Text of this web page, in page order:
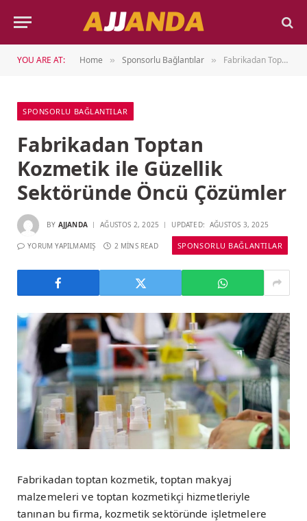
YOU ARE AT: Home » Sponsorlu Bağlantılar » Fabrikadan Toptan Kozmetik ile Güzellik Sektöründe Öncü Çözümler
SPONSORLU BAĞLANTILAR
Fabrikadan Toptan
Kozmetik ile Güzellik
Sektöründe Öncü Çözümler
BY AJJANDA AĞUSTOS 2, 2025 UPDATED: AĞUSTOS 3, 2025
YORUM YAPILMAMIŞ 2 MINS READ SPONSORLU BAĞLANTILAR
Fabrikadan toptan kozmetik, toptan makyaj
malzemeleri ve toptan kozmetikçi hizmetleriyle
tanınan bu firma, kozmetik sektöründe işletmelere